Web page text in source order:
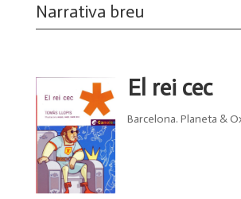
Narrativa breu
El rei cec
Barcelona. Planeta &